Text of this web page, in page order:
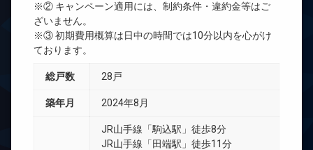
※② キャンペーン適用には、制約条件・違約金等はご
ざいません。
※③ 初期費用概算は日中の時間では10分以内を心がけ
ております。
総戸数 28戸
築年月 2024年8月
JR山手線「駒込駅」徒歩8分
JR山手線「田端駅」徒歩11分